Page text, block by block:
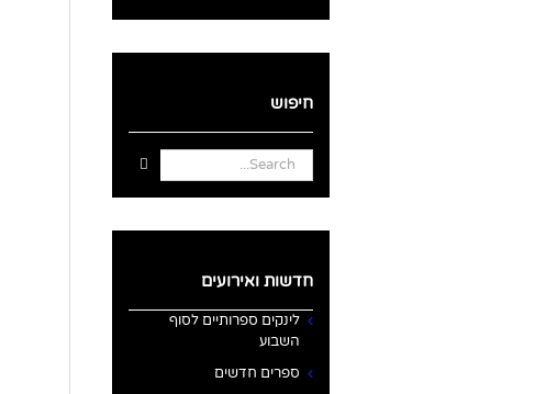
חיפוש
Search
for:
חדשות ואירועים
לינקים ספרותיים לסוף
השבוע
ספרים חדשים